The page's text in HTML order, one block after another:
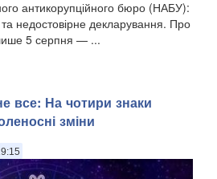
антикорупційного бюро (НАБУ):
недостовірне декларування. Про
5 серпня — ...
все: На чотири знаки
зміни